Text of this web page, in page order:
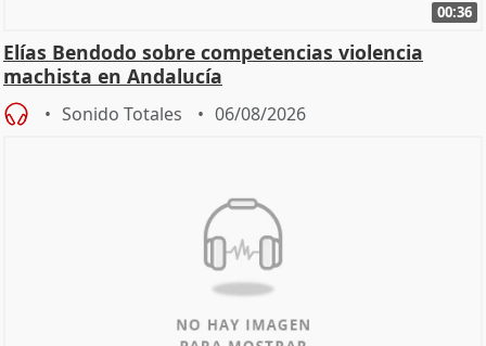
00:36
Elías Bendodo sobre competencias violencia
machista en Andalucía
Sonido Totales 06/08/2026